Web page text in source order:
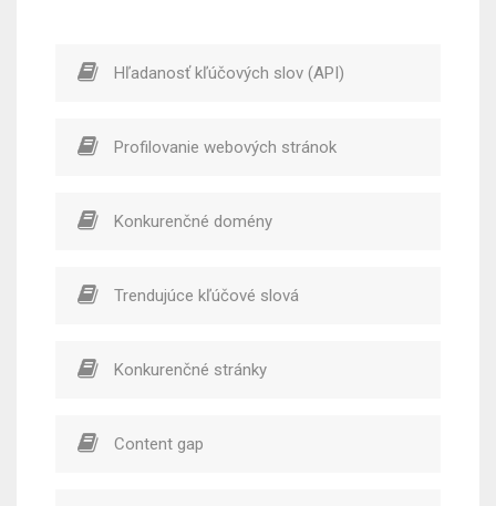
Hľadanosť kľúčových slov (API)
Profilovanie webových stránok
Konkurenčné domény
Trendujúce kľúčové slová
Konkurenčné stránky
Content gap